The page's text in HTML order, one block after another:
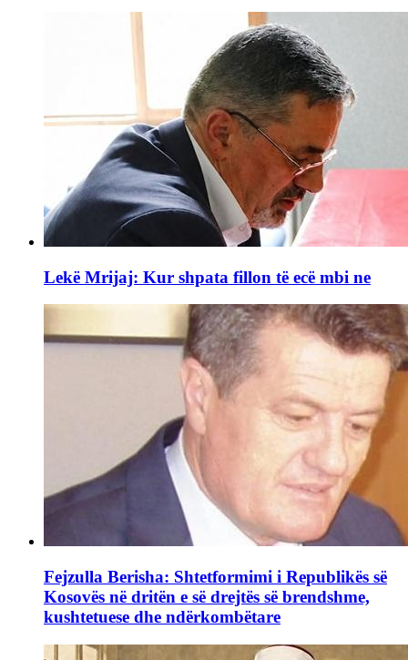
Lekë Mrijaj: Kur shpata fillon të ecë mbi ne
Fejzulla Berisha: Shtetformimi i Republikës së
Kosovës në dritën e së drejtës së brendshme,
kushtetuese dhe ndërkombëtare